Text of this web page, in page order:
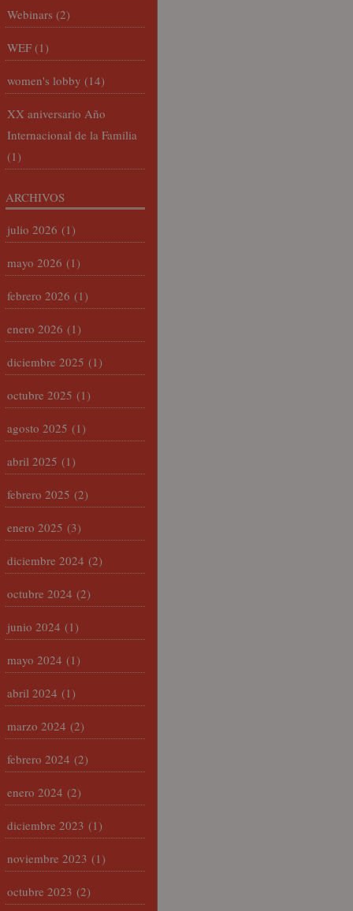
Webinars (2)
WEF (1)
women's lobby (14)
XX aniversario Año
Internacional de la Familia
(1)
ARCHIVOS
julio 2026 (1)
mayo 2026 (1)
febrero 2026 (1)
enero 2026 (1)
diciembre 2025 (1)
octubre 2025 (1)
agosto 2025 (1)
abril 2025 (1)
febrero 2025 (2)
enero 2025 (3)
diciembre 2024 (2)
octubre 2024 (2)
junio 2024 (1)
mayo 2024 (1)
abril 2024 (1)
marzo 2024 (2)
febrero 2024 (2)
enero 2024 (2)
diciembre 2023 (1)
noviembre 2023 (1)
octubre 2023 (2)